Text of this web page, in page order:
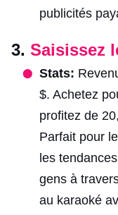
publicités
3. Saisissez
Stats:
$. Achetez
profitez de
Parfait pour
les
gens à
au karaoké